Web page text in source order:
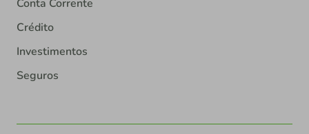
Conta Corrente
Crédito
Investimentos
Seguros